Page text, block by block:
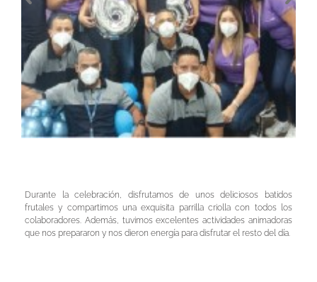
Durante la celebración, disfrutamos de unos deliciosos batidos
frutales y compartimos una exquisita parrilla criolla con todos los
colaboradores. Además, tuvimos excelentes actividades animadoras
que nos prepararon y nos dieron energía para disfrutar el resto del día.